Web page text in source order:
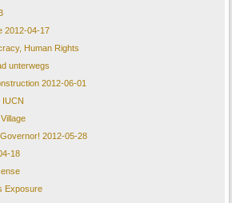
2012-04-17
Human Rights
unterwegs
2012-06-01
2012-05-28
18
Exposure